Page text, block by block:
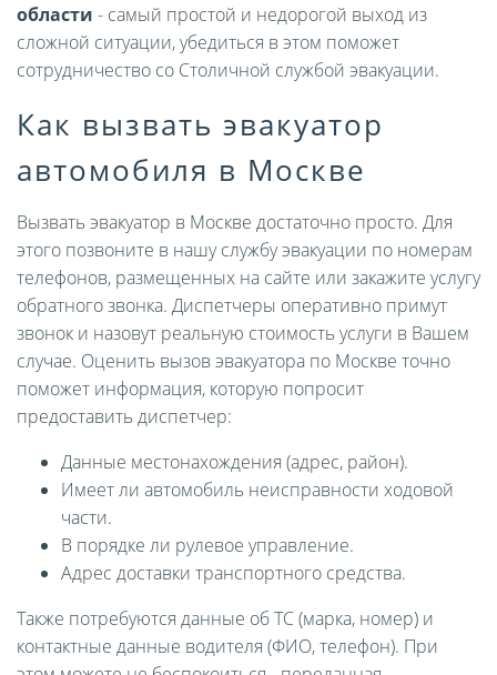
области - самый простой и недорогой выход из
сложной ситуации, убедиться в этом поможет
сотрудничество со Столичной службой эвакуации.
Как вызвать эвакуатор
автомобиля в Москве
Вызвать эвакуатор в Москве достаточно просто. Для
этого позвоните в нашу службу эвакуации по номерам
телефонов, размещенных на сайте или закажите услугу
обратного звонка. Диспетчеры оперативно примут
звонок и назовут реальную стоимость услуги в Вашем
случае. Оценить вызов эвакуатора по Москве точно
поможет информация, которую попросит
предоставить диспетчер:
Данные местонахождения (адрес, район).
Имеет ли автомобиль неисправности ходовой
части.
В порядке ли рулевое управление.
Адрес доставки транспортного средства.
Также потребуются данные об ТС (марка, номер) и
контактные данные водителя (ФИО, телефон). При